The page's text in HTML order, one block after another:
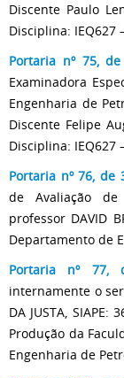
Discente Paulo
Disciplina: IEQ627
Portaria nº 75,
Examinadora
Engenharia de
Discente Felipe
Disciplina: IEQ627
Portaria nº 76,
de Avaliação de
professor DAVID
Departamento de
Portaria nº
internamente o
DA JUSTA,
Produção da
Engenharia de